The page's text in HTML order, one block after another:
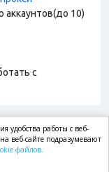
аккаунтов(до 10)
с
удобства работы с веб-
веб-сайте подразумевают
файлов.